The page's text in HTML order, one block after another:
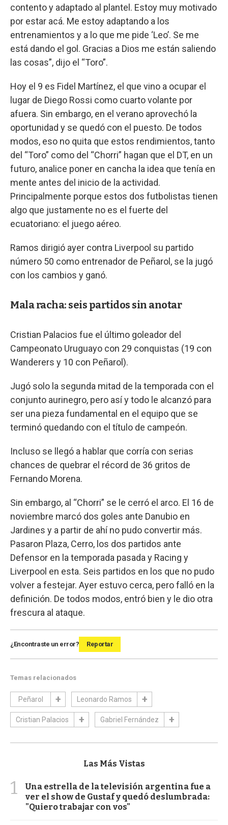
contento y adaptado al plantel. Estoy muy motivado
por estar acá. Me estoy adaptando a los
entrenamientos y a lo que me pide ‘Leo’. Se me
está dando el gol. Gracias a Dios me están saliendo
las cosas”, dijo el “Toro”.
Hoy el 9 es Fidel Martínez, el que vino a ocupar el
lugar de Diego Rossi como cuarto volante por
afuera. Sin embargo, en el verano aprovechó la
oportunidad y se quedó con el puesto. De todos
modos, eso no quita que estos rendimientos, tanto
del “Toro” como del “Chorri” hagan que el DT, en un
futuro, analice poner en cancha la idea que tenía en
mente antes del inicio de la actividad.
Principalmente porque estos dos futbolistas tienen
algo que justamente no es el fuerte del
ecuatoriano: el juego aéreo.
Ramos dirigió ayer contra Liverpool su partido
número 50 como entrenador de Peñarol, se la jugó
con los cambios y ganó.
Mala racha: seis partidos sin anotar
Cristian Palacios fue el último goleador del
Campeonato Uruguayo con 29 conquistas (19 con
Wanderers y 10 con Peñarol).
Jugó solo la segunda mitad de la temporada con el
conjunto aurinegro, pero así y todo le alcanzó para
ser una pieza fundamental en el equipo que se
terminó quedando con el título de campeón.
Incluso se llegó a hablar que corría con serias
chances de quebrar el récord de 36 gritos de
Fernando Morena.
Sin embargo, al “Chorri” se le cerró el arco. El 16 de
noviembre marcó dos goles ante Danubio en
Jardines y a partir de ahí no pudo convertir más.
Pasaron Plaza, Cerro, los dos partidos ante
Defensor en la temporada pasada y Racing y
Liverpool en esta. Seis partidos en los que no pudo
volver a festejar. Ayer estuvo cerca, pero falló en la
definición. De todos modos, entró bien y le dio otra
frescura al ataque.
¿Encontraste un error? Reportar
Temas relacionados
Peñarol Leonardo Ramos
Cristian Palacios Gabriel Fernández
Las Más Vistas
1
Una estrella de la televisión argentina fue a
ver el show de Gustaf y quedó deslumbrada:
"Quiero trabajar con vos"